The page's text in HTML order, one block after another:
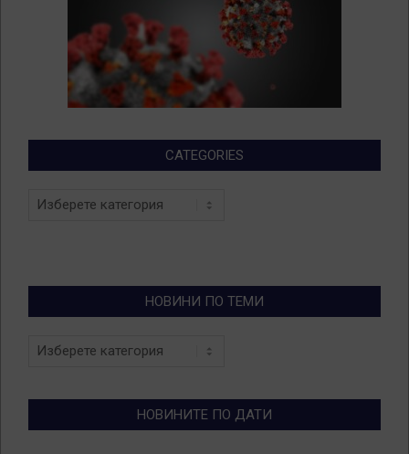
CATEGORIES
Categories
НОВИНИ ПО ТЕМИ
Новини
НОВИНИТЕ ПО ДАТИ